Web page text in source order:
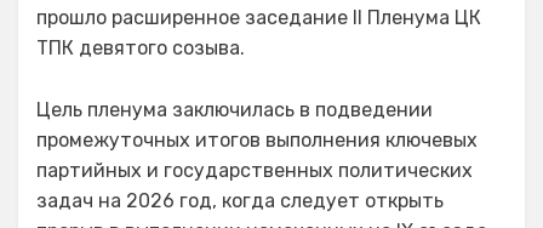
прошло расширенное заседание II Пленума ЦК
ТПК девятого созыва.
Цель пленума заключилась в подведении
промежуточных итогов выполнения ключевых
партийных и государственных политических
задач на 2026 год, когда следует открыть